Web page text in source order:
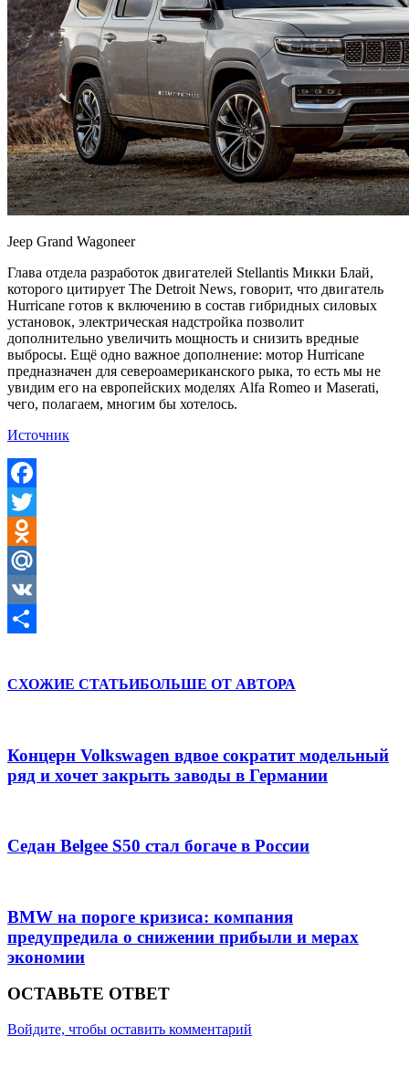
Jeep Grand Wagoneer
Глава отдела разработок двигателей Stellantis Микки Блай,
которого цитирует The Detroit News, говорит, что двигатель
Hurricane готов к включению в состав гибридных силовых
установок, электрическая надстройка позволит
дополнительно увеличить мощность и снизить вредные
выбросы. Ещё одно важное дополнение: мотор Hurricane
предназначен для североамериканского рыка, то есть мы не
увидим его на европейских моделях Alfa Romeo и Maserati,
чего, полагаем, многим бы хотелось.
Источник
Facebook
Twitter
Odnoklassniki
Mail.Ru
VK
СХОЖИЕ СТАТЬИБОЛЬШЕ ОТ АВТОРА
Концерн Volkswagen вдвое сократит модельный
ряд и хочет закрыть заводы в Германии
Седан Belgee S50 стал богаче в России
BMW на пороге кризиса: компания
предупредила о снижении прибыли и мерах
экономии
ОСТАВЬТЕ ОТВЕТ
Войдите, чтобы оставить комментарий